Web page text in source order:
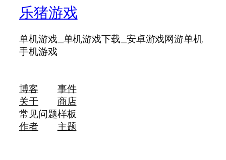
乐猪游戏
单机游戏_单机游戏下载_安卓游戏网游单机
手机游戏
博客
关于
常见问题
作者
事件
商店
样板
主题